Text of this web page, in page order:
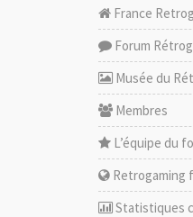
France
Forum
Musée du
Membres
L’équipe du
Retrogaming
Statistiques